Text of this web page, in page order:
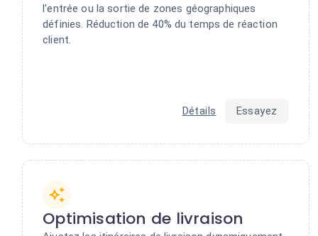
l'entrée ou la sortie de zones géographiques
définies. Réduction de 40% du temps de réaction
client.
Détails Essayez
Optimisation de livraison